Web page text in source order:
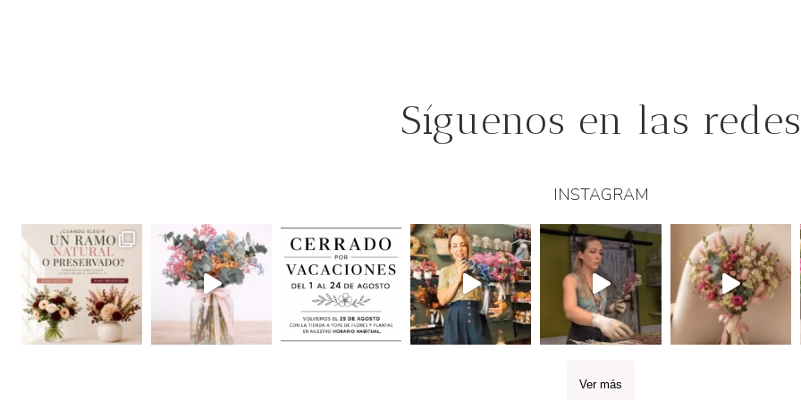
Síguenos en las redes
INSTAGRAM
Ver más